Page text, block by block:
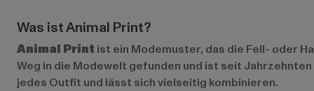
Was ist Animal Print?
Animal Print ist ein Modemuster, das die Fell- oder
Weg in die Modewelt gefunden und ist seit
jedes Outfit und lässt sich vielseitig kombinieren.